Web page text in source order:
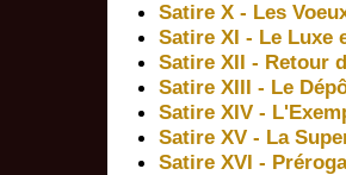
Satire X - Les
Satire XI - Le Luxe
Satire XII - Retour
Satire XIII - Le
Satire XIV -
Satire XV - La
Satire XVI -